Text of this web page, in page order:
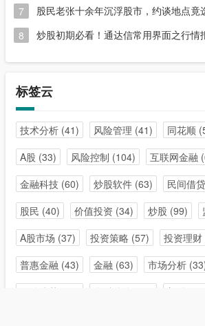
7
股民老张十余年沉浮股市，约谈地点竟
8
炒股初期必看！通达信常用界面之行情
标签云
技术分析(41) 风险管理 (41) 同花顺
A股 (33) 风险控制 (104) 互联网金融
金融科技(60) 炒股软件(63) 民间借贷
股民 (40) 价值投资 (34) 炒股 (99)
A股市场 (37) 投资策略 (57) 投资理财
普惠金融 (43) 金融 (63) 市场分析
风险防范
金融监管 新股民